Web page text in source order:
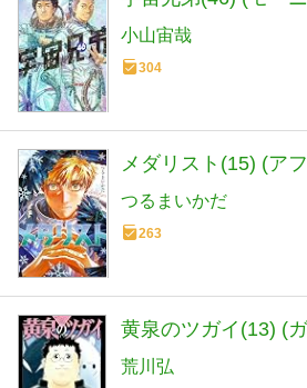
小山宙哉
304
メダリスト(15) (ア
つるまいかだ
263
黄泉のツガイ(13) (
荒川弘